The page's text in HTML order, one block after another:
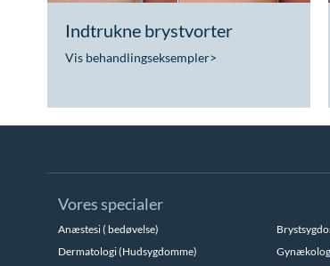
Indtrukne brystvorter
Vis behandlingseksempler>
Vores specialer
Anæstesi ( bedøvelse)
Dermatologi (Hudsygdomme)